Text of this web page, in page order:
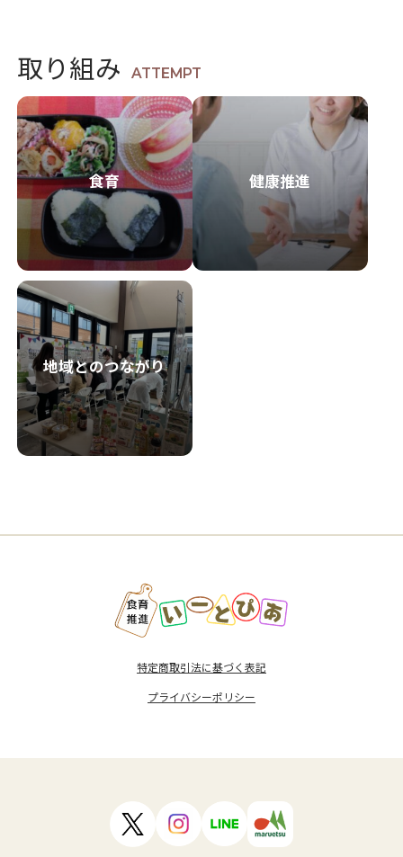
取り組み ATTEMPT
食育 健康推進
地域とのつながり
特定商取引法に基づく表記
プライバシーポリシー